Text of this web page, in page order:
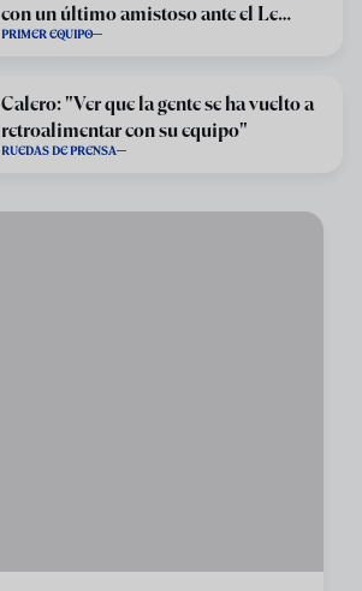
con un último amistoso ante el Le
Havre
PRIMER EQUIPO
Calero: "Ver que la gente se ha vuelto a
retroalimentar con su equipo"
RUEDAS DE PRENSA